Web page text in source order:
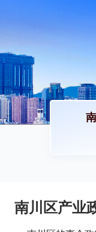
南川区产业